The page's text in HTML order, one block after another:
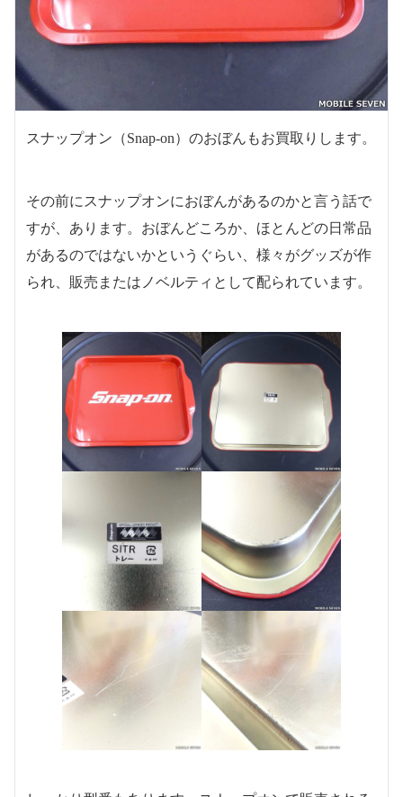
スナップオン（Snap-on）のおぼんもお買取りします。
その前にスナップオンにおぼんがあるのかと言う話で
すが、あります。おぼんどころか、ほとんどの日常品
があるのではないかというぐらい、様々がグッズが作
られ、販売またはノベルティとして配られています。